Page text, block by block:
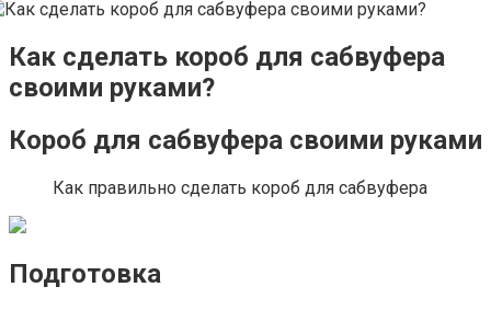
Как сделать короб для сабвуфера
своими руками?
Короб для сабвуфера своими руками
Как правильно сделать короб для сабвуфера
Подготовка